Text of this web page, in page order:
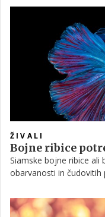
dobrega za okolje.
ŽIVALI
Bojne ribice
Siamske bojne ribice ali
obarvanosti in čudovitih
životarile.